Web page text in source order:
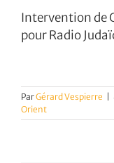
Intervention de
pour Radio
ParGérard Vespierre
Orient